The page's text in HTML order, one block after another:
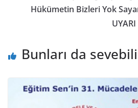
Hükümetin Bizleri Yok
Bunları da